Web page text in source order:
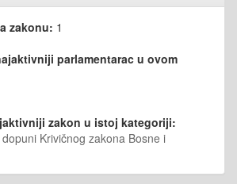
zakonu: 1
parlamentarac u ovom
zakon u istoj kategoriji:
Krivičnog zakona Bosne i